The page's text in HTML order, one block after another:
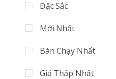
Đặc Sắc
Mới Nhất
Bán Chạy Nhất
Giá Thấp Nhất